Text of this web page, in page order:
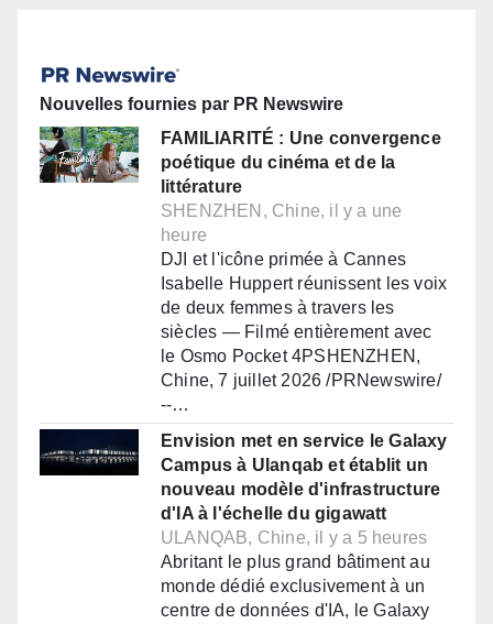
Nouvelles fournies par PR Newswire
FAMILIARITÉ : Une convergence
poétique du cinéma et de la
littérature
SHENZHEN, Chine, il y a une
heure
DJI et l'icône primée à Cannes
Isabelle Huppert réunissent les voix
de deux femmes à travers les
siècles — Filmé entièrement avec
le Osmo Pocket 4PSHENZHEN,
Chine, 7 juillet 2026 /PRNewswire/
--…
Envision met en service le Galaxy
Campus à Ulanqab et établit un
nouveau modèle d'infrastructure
d'IA à l'échelle du gigawatt
ULANQAB, Chine, il y a 5 heures
Abritant le plus grand bâtiment au
monde dédié exclusivement à un
centre de données d'IA, le Galaxy